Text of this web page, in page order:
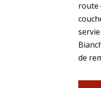
route
de